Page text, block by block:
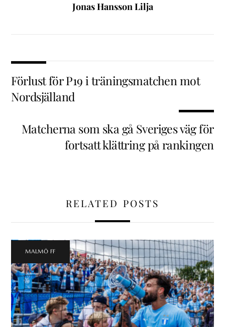
Jonas Hansson Lilja
Förlust för P19 i träningsmatchen mot
Nordsjälland
Matcherna som ska gå Sveriges väg för
fortsatt klättring på rankingen
RELATED POSTS
MALMÖ FF